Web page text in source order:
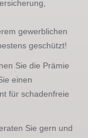
gewerblichen
geschützt!
Sie die Prämie
einen
für schadenfreie
Sie gern und